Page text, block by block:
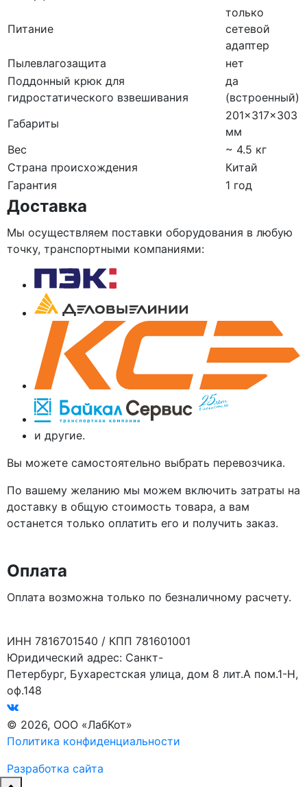
Питание
только
сетевой
адаптер
Пылевлагозащита
нет
Поддонный крюк для
гидростатического взвешивания
да
(встроенный)
Габариты
201×317×303
мм
Вес
~ 4.5 кг
Страна происхождения
Китай
Гарантия
1 год
Доставка
Мы осуществляем поставки оборудования в любую
точку, транспортными компаниями:
и другие.
Вы можете самостоятельно выбрать перевозчика.
По вашему желанию мы можем включить затраты на
доставку в общую стоимость товара, а вам
останется только оплатить его и получить заказ.
Оплата
Оплата возможна только по безналичному расчету.
ИНН 7816701540 / КПП 781601001
Юридический адрес: Санкт-
Петербург, Бухарестская улица, дом 8 лит.А пом.1-Н,
оф.148
© 2026, ООО «ЛабКот»
Политика конфиденциальности
Разработка сайта